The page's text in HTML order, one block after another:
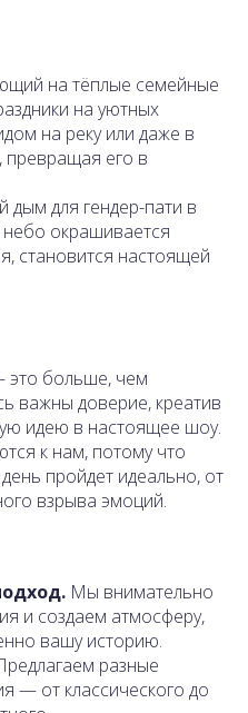
на тёплые семейные
на уютных
на реку или даже в
его в
для гендер-пати в
окрашивается
становится настоящей
это больше, чем
важны доверие, креатив
идею в настоящее шоу.
к нам, потому что
пройдет идеально, от
взрыва эмоций.
Мы внимательно
и создаем атмосферу,
вашу историю.
разные
— от классического до